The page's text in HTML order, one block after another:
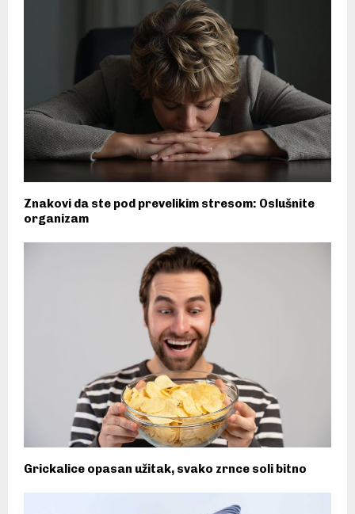
Znakovi da ste pod prevelikim stresom: Oslušnite
organizam
Grickalice opasan užitak, svako zrnce soli bitno